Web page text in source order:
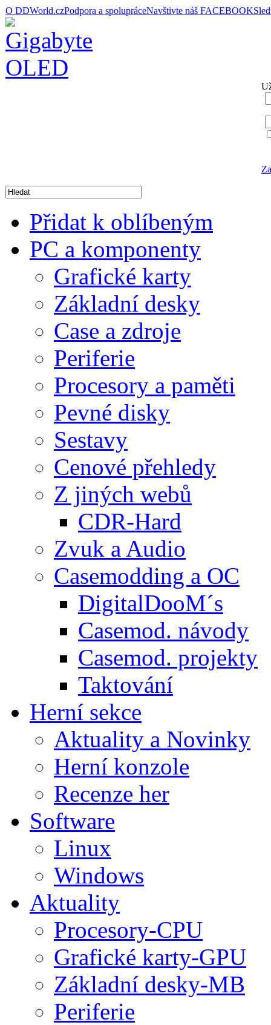
O DDWorld.czPodpora a spolupráceNavštivte náš FACEBOOK
Přidat k oblíbeným
PC a komponenty
Grafické karty
Základní desky
Case a zdroje
Periferie
Procesory a paměti
Pevné disky
Sestavy
Cenové přehledy
Z jiných webů
CDR-Hard
Zvuk a Audio
Casemodding a OC
DigitalDooM´s
Casemod. návody
Casemod. projekty
Taktování
Herní sekce
Aktuality a Novinky
Herní konzole
Recenze her
Software
Linux
Windows
Aktuality
Procesory-CPU
Grafické karty-GPU
Základní desky-MB
Periferie